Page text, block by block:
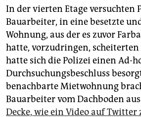
In der vierten Etage versuchten
Bauarbeiter, in eine besetzte
Wohnung, aus der es zuvor
hatte, vorzudringen,
hatte sich die Polizei einen Ad-
Durchsuchungsbeschluss
benachbarte Mietwohnung
Bauarbeiter vom Dachboden
Decke, wie ein Video auf Twitter